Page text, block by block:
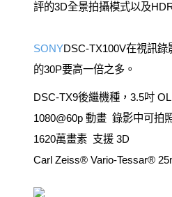
評的3D全景拍攝模式以及
SONYDSC-TX100V在視訊錄
的30P要高一倍之多。
DSC-TX9後繼機種，3.5吋
1080@60p 動畫 錄影中可拍
1620萬畫素 支援 3D
Carl Zeiss® Vario-Tessar®